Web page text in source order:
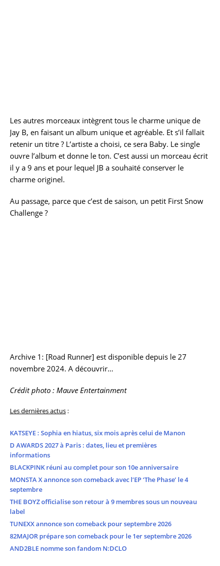
Les autres morceaux intègrent tous le charme unique de
Jay B, en faisant un album unique et agréable. Et s’il fallait
retenir un titre ? L’artiste a choisi, ce sera Baby. Le single
ouvre l’album et donne le ton. C’est aussi un morceau écrit
il y a 9 ans et pour lequel JB a souhaité conserver le
charme originel.
Au passage, parce que c’est de saison, un petit First Snow
Challenge ?
Archive 1: [Road Runner] est disponible depuis le 27
novembre 2024. A découvrir…
Crédit photo : Mauve Entertainment
Les dernières actus :
KATSEYE : Sophia en hiatus, six mois après celui de Manon
D AWARDS 2027 à Paris : dates, lieu et premières
informations
BLACKPINK réuni au complet pour son 10e anniversaire
MONSTA X annonce son comeback avec l’EP ‘The Phase’ le 4
septembre
THE BOYZ officialise son retour à 9 membres sous un nouveau
label
TUNEXX annonce son comeback pour septembre 2026
82MAJOR prépare son comeback pour le 1er septembre 2026
AND2BLE nomme son fandom N:DCLO